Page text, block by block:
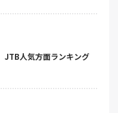
JTB人気方面ランキング